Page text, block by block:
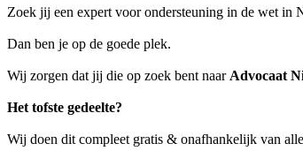
Zoek jij een expert voor ondersteuning in de wet in
Dan ben je op de goede plek.
Wij zorgen dat jij die op zoek bent naar Advocaat
Het tofste gedeelte?
Wij doen dit compleet gratis & onafhankelijk van